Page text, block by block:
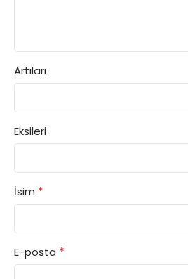
Artıları
Eksileri
İsim *
E-posta *